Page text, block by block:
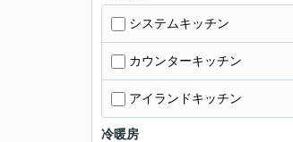
システムキッチン
カウンターキッチン
アイランドキッチン
冷暖房